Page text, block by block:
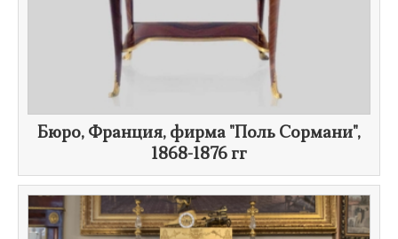
Бюро, Франция, фирма "Поль Сормани",
1868-1876 гг